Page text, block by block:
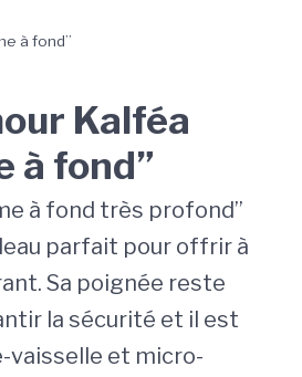
à fond”
Kalféa
à fond”
à fond très profond”
parfait pour offrir à
Sa poignée reste
la sécurité et il est
vaisselle et micro-